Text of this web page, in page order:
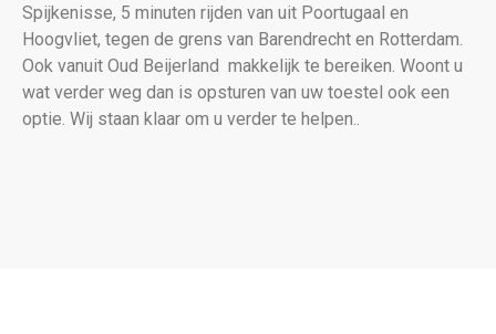
Spijkenisse, 5 minuten rijden van uit Poortugaal en
Hoogvliet, tegen de grens van Barendrecht en Rotterdam.
Ook vanuit Oud Beijerland makkelijk te bereiken. Woont u
wat verder weg dan is opsturen van uw toestel ook een
optie. Wij staan klaar om u verder te helpen..